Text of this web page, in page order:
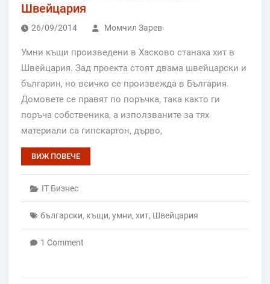
Швейцария
26/09/2014 Момчил Зарев
Умни къщи произведени в Хасково станаха хит в
Швейцария. Зад проекта стоят двама швейцарски и
българин, но всичко се произвежда в България.
Домовете се правят по поръчка, така както ги
поръча собственика, а използваните за тях
материали са гипскартон, дърво,
ВИЖ ПОВЕЧЕ
IT Бизнес
български, къщи, умни, хит, Швейцария
1 Comment